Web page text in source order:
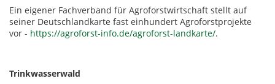
Ein eigener Fachverband für Agroforstwirtschaft stellt auf
seiner Deutschlandkarte fast einhundert Agroforstprojekte
vor - https://agroforst-info.de/agroforst-landkarte/.
Trinkwasserwald